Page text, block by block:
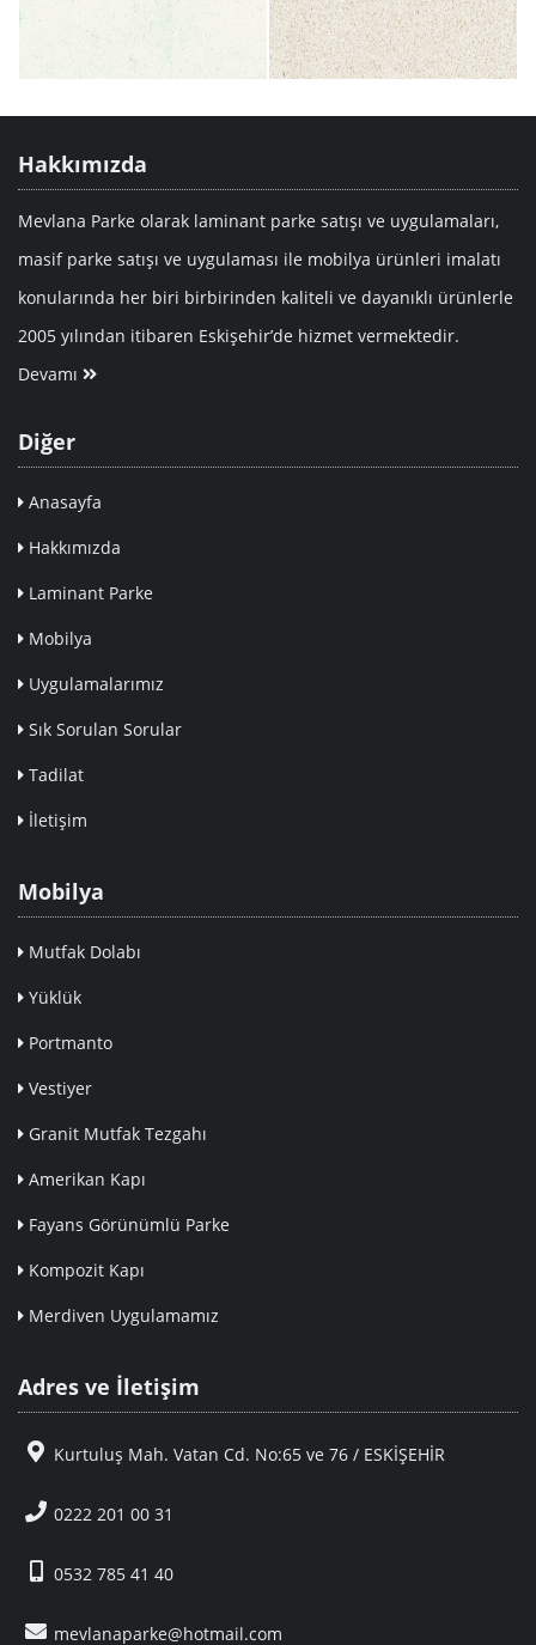
Hakkımızda
Mevlana Parke olarak laminant parke satışı ve uygulamaları,
masif parke satışı ve uygulaması ile mobilya ürünleri imalatı
konularında her biri birbirinden kaliteli ve dayanıklı ürünlerle
2005 yılından itibaren Eskişehir’de hizmet vermektedir.
Devamı
Diğer
Anasayfa
Hakkımızda
Laminant Parke
Mobilya
Uygulamalarımız
Sık Sorulan Sorular
Tadilat
İletişim
Mobilya
Mutfak Dolabı
Yüklük
Portmanto
Vestiyer
Granit Mutfak Tezgahı
Amerikan Kapı
Fayans Görünümlü Parke
Kompozit Kapı
Merdiven Uygulamamız
Adres ve İletişim
Kurtuluş Mah. Vatan Cd. No:65 ve 76 / ESKİŞEHİR
0222 201 00 31
0532 785 41 40
mevlanaparke@hotmail.com